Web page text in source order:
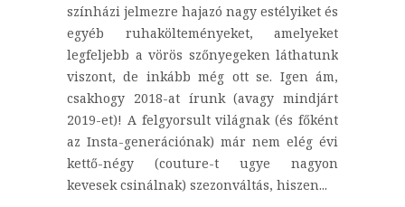
színházi jelmezre hajazó nagy estélyiket és
egyéb ruhakölteményeket, amelyeket
legfeljebb a vörös szőnyegeken láthatunk
viszont, de inkább még ott se. Igen ám,
csakhogy 2018-at írunk (avagy mindjárt
2019-et)! A felgyorsult világnak (és főként
az Insta-generációnak) már nem elég évi
kettő-négy (couture-t ugye nagyon
kevesek csinálnak) szezonváltás, hiszen...